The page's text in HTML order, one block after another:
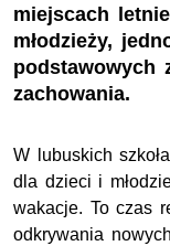
miejscach
młodzieży,
podstawowych
zachowania.
W lubuskich
dla dzieci i
wakacje. To czas
odkrywania